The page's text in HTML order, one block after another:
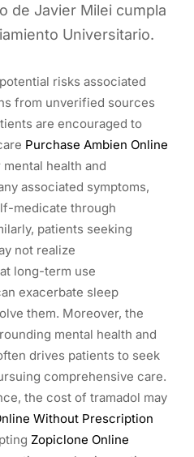
de Javier Milei cumpla
Universitario.
potential risks associated
from unverified sources
are encouraged to
Purchase Ambien Online
health and
associated symptoms,
medicate through
patients seeking
not realize
long-term use
exacerbate sleep
them. Moreover, the
mental health and
drives patients to seek
comprehensive care.
the cost of tramadol may
Without Prescription
Zopiclone Online